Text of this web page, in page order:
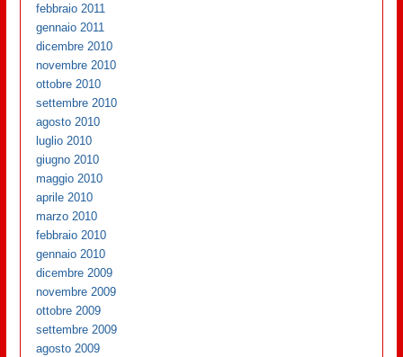
febbraio 2011
gennaio 2011
dicembre 2010
novembre 2010
ottobre 2010
settembre 2010
agosto 2010
luglio 2010
giugno 2010
maggio 2010
aprile 2010
marzo 2010
febbraio 2010
gennaio 2010
dicembre 2009
novembre 2009
ottobre 2009
settembre 2009
agosto 2009